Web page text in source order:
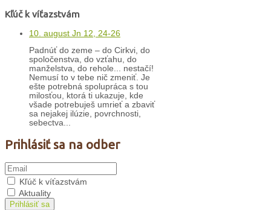
Kľúč k víťazstvám
10. august Jn 12, 24-26
Padnúť do zeme – do Cirkvi, do
spoločenstva, do vzťahu, do
manželstva, do rehole... nestačí!
Nemusí to v tebe nič zmeniť. Je
ešte potrebná spolupráca s tou
milosťou, ktorá ti ukazuje, kde
všade potrebuješ umrieť a zbaviť
sa nejakej ilúzie, povrchnosti,
sebectva...
Prihlásiť sa na odber
Kľúč k víťazstvám
Aktuality
Prihlásiť sa